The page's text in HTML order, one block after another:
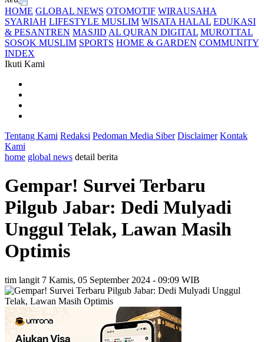
HOME GLOBAL NEWS OTOMOTIF WIRAUSAHA
SYARIAH LIFESTYLE MUSLIM WISATA HALAL EDUKASI
& PESANTREN MASJID AL QURAN DIGITAL MUROTTAL
SOSOK MUSLIM SPORTS HOME & GARDEN COMMUNITY
INDEX
Ikuti Kami
Tentang Kami Redaksi Pedoman Media Siber Disclaimer Kontak
Kami
home global news detail berita
Gempar! Survei Terbaru
Pilgub Jabar: Dedi Mulyadi
Unggul Telak, Lawan Masih
Optimis
tim langit 7 Kamis, 05 September 2024 - 09:09 WIB